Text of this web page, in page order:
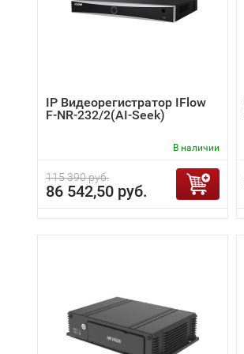
IP Видеорегистратор IFlow
F-NR-232/2(AI-Seek)
В наличии
115 390 руб.
86 542,50 руб.